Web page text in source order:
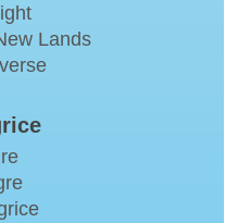
Lands